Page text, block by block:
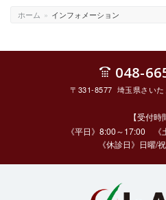
ホーム » インフォメーション
048-
〒331-8577 埼玉県さい
【受付時
《平日》8:00～17:00 《
《休診日》日曜/